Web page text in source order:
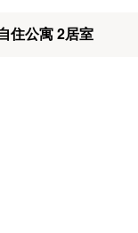
住公寓 2居室